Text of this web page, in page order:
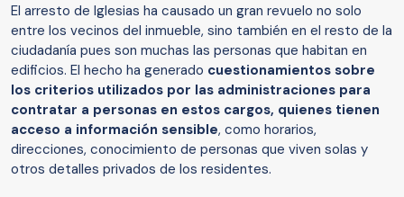
El arresto de Iglesias ha causado un gran revuelo no solo
entre los vecinos del inmueble, sino también en el resto de la
ciudadanía pues son muchas las personas que habitan en
edificios. El hecho ha generado cuestionamientos sobre
los criterios utilizados por las administraciones para
contratar a personas en estos cargos, quienes tienen
acceso a información sensible, como horarios,
direcciones, conocimiento de personas que viven solas y
otros detalles privados de los residentes.